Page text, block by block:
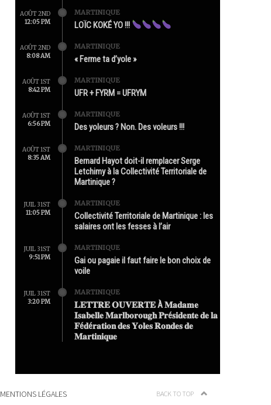
AOÛT 2ND
12:05 PM
MARTINIQUE
LOÏC KOKÉ YO !!!
AOÛT 2ND
8:08 AM
MARTINIQUE
« Ferme ta d’yole »
AOÛT 1ST
8:42 PM
MARTINIQUE
UFR + FYRM = UFRYM
AOÛT 1ST
6:56 PM
MARTINIQUE
Des yoleurs ? Non. Des voleurs !!!
AOÛT 1ST
8:35 AM
MARTINIQUE
Bernard Hayot doit-il remplacer Serge
Letchimy à la Collectivité Territoriale de
Martinique ?
JUIL 31ST
11:05 PM
MARTINIQUE
Collectivité Territoriale de Martinique : les
salaires ont les fesses à l’air
JUIL 31ST
9:51 PM
MARTINIQUE
Gai ou pagaie il faut faire le bon choix de
voile
JUIL 31ST
3:20 PM
MARTINIQUE
𝐋𝐄𝐓𝐓𝐑𝐄 𝐎𝐔𝐕𝐄𝐑𝐓𝐄 À 𝐌𝐚𝐝𝐚𝐦𝐞
𝐈𝐬𝐚𝐛𝐞𝐥𝐥𝐞 𝐌𝐚𝐫𝐥𝐛𝐨𝐫𝐨𝐮𝐠𝐡 𝐏𝐫é𝐬𝐢𝐝𝐞𝐧𝐭𝐞 𝐝𝐞 𝐥𝐚
𝐅é𝐝é𝐫𝐚𝐭𝐢𝐨𝐧 𝐝𝐞𝐬 𝐘𝐨𝐥𝐞𝐬 𝐑𝐨𝐧𝐝𝐞𝐬 𝐝𝐞
𝐌𝐚𝐫𝐭𝐢𝐧𝐢𝐪𝐮𝐞
MENTIONS LÉGALES BACK TO TOP